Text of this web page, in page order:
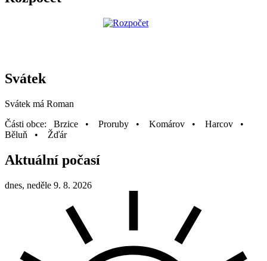
Svátek
Svátek má Roman
Části obce: Brzice • Proruby • Komárov • Harcov •
Běluň • Žďár
Aktuální počasí
dnes, neděle 9. 8. 2026